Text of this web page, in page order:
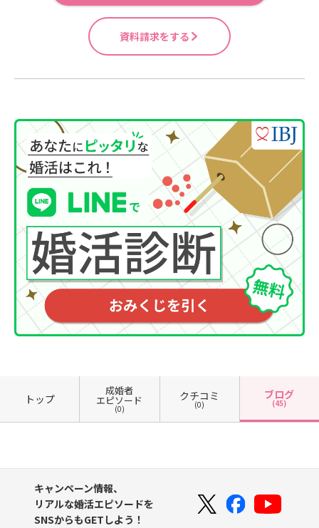
資料請求をする
トップ
成婚者
エピソード
(0)
クチコミ
(0)
ブログ
(45)
キャンペーン情報、
リアルな婚活エピソードを
SNSからもGETしよう！